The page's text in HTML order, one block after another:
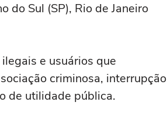
do Sul (SP), Rio de Janeiro
e usuários que
criminosa, interrupção
de utilidade pública.